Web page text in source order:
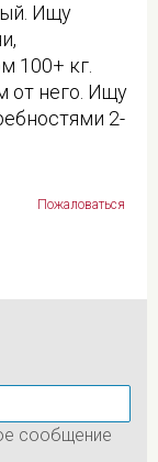
Ищу
100+ кг.
от него. Ищу
2-
Пожаловаться
сообщение